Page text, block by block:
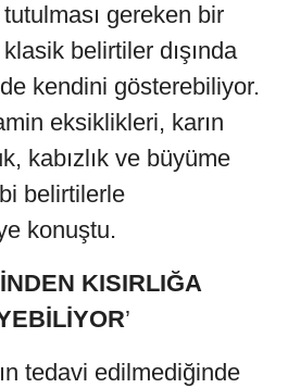
gereken bir
belirtiler dışında
kendini gösterebiliyor.
eksiklikleri, karın
kabızlık ve büyüme
belirtilerle
konuştu.
KISIRLIĞA
’
tedavi edilmediğinde